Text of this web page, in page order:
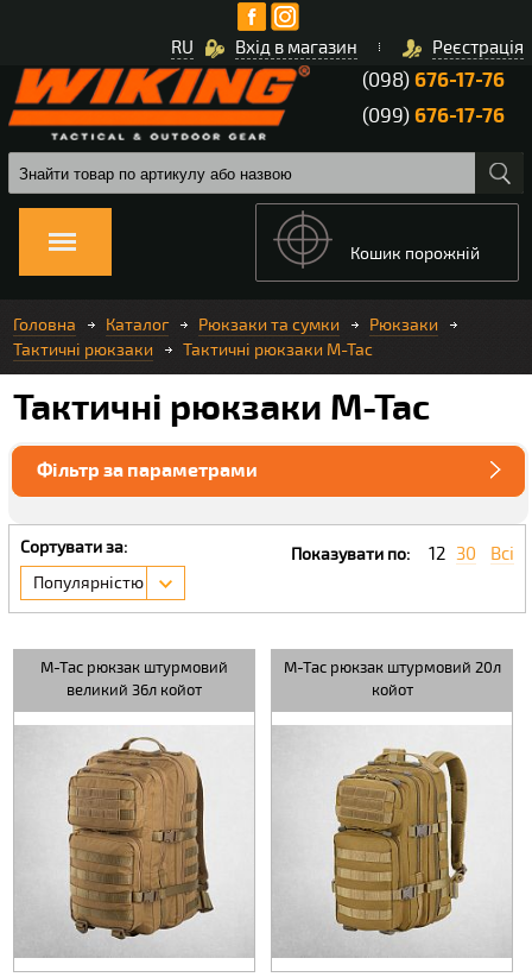
Вхід в магазин Реєстрація
RU
(098)676-17-76
(099)676-17-76
Кошик порожній
Головна Каталог Рюкзаки та сумки
Рюкзаки
Тактичні рюкзаки
Тактичні рюкзаки M-Tac
Тактичні рюкзаки M-Tac
Фільтр за параметрами
Сортувати за:
Популярністю
Показувати по: 12 30 Всі
M-Tac рюкзак штурмовий
великий 36л койот
M-Tac рюкзак штурмовий 20л
койот